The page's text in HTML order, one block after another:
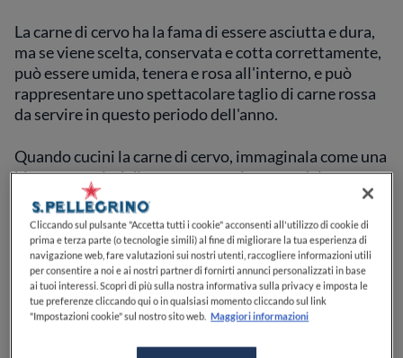
La carne di cervo ha la fama di essere asciutta e dura,
ma se viene scelta, conservata e cotta correttamente,
può essere umida, tenera e rosa all'interno, e può
rappresentare uno spettacolare taglio di carne rossa
da servire in questo periodo dell'anno.
Quando cucini la carne di cervo, immaginala come una
bistecca e agisci di conseguenza. La carne del cervo,
però, ha molto meno grasso di quella di una mucca
allevata, dal momento che l'animale è selvatico. I cervi
si nutrono di ghiande, bacche e giovani germogli,
mentre le mucche vengono allevate con erba o farina
di mais, quindi la carne che ottieni dal cervo ha
significativamente meno marmorizzazione o vene di
grasso che la attraversano. Ciò può far seccare
facilmente la carne di cervo, se cotta troppo.
Cliccando sul pulsante "Accetta tutti i cookie" acconsenti all'utilizzo di cookie di
prima e terza parte (o tecnologie simili) al fine di migliorare la tua esperienza di
navigazione web, fare valutazioni sui nostri utenti, raccogliere informazioni utili
per consentire a noi e ai nostri partner di fornirti annunci personalizzati in base
ai tuoi interessi. Scopri di più sulla nostra informativa sulla privacy e imposta le
tue preferenze cliccando qui o in qualsiasi momento cliccando sul link
"Impostazioni cookie" sul nostro sito web. Maggiori informazioni